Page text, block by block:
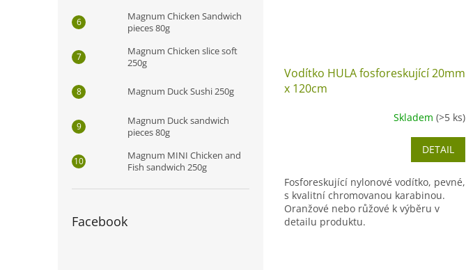
Magnum Chicken Sandwich
pieces 80g
Magnum Chicken slice soft
250g
Magnum Duck Sushi 250g
Magnum Duck sandwich
pieces 80g
Magnum MINI Chicken and
Fish sandwich 250g
Facebook
Vodítko HULA fosforeskující 20mm
x 120cm
Skladem (>5 ks)
DETAIL
Fosforeskující nylonové vodítko, pevné,
s kvalitní chromovanou karabinou.
Oranžové nebo růžové k výběru v
detailu produktu.